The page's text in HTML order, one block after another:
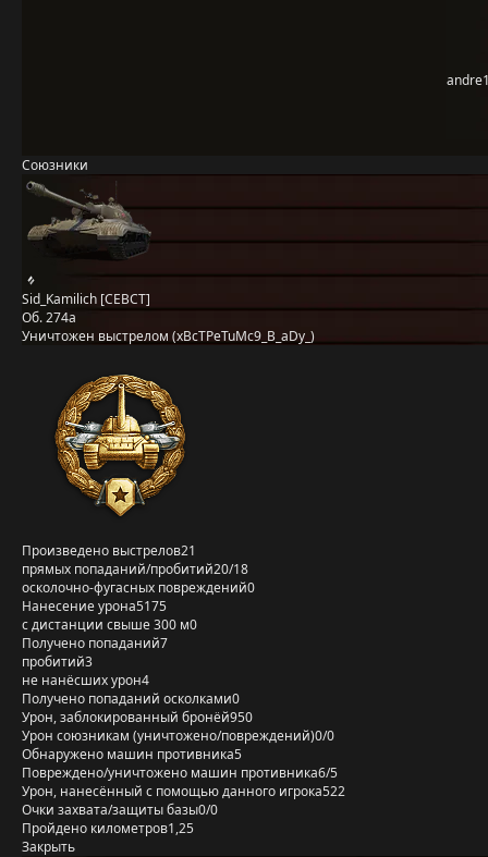
Союзники
Sid_Kamilich [CEBCT]
Об. 274а
Уничтожен выстрелом (xBcTPeTuMc9_B_aDy_)
Произведено выстрелов21
прямых попаданий/пробитий20/18
осколочно-фугасных повреждений0
Нанесение урона5175
с дистанции свыше 300 м0
Получено попаданий7
пробитий3
не нанёсших урон4
Получено попаданий осколками0
Урон, заблокированный бронёй950
Урон союзникам (уничтожено/повреждений)0/0
Обнаружено машин противника5
Повреждено/уничтожено машин противника6/5
Урон, нанесённый с помощью данного игрока522
Очки захвата/защиты базы0/0
Пройдено километров1,25
Закрыть